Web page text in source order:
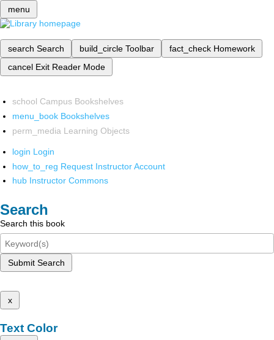
menu
search Search build_circle Toolbar fact_check Homework
cancel Exit Reader Mode
school Campus Bookshelves
menu_book Bookshelves
perm_media Learning Objects
login Login
how_to_reg Request Instructor Account
hub Instructor Commons
Search
Search this book
Submit Search
x
Text Color